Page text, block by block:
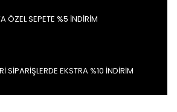
ÖZEL SEPETE %5 İNDİRİM
SİPARİŞLERDE EKSTRA %10 İNDİRİM